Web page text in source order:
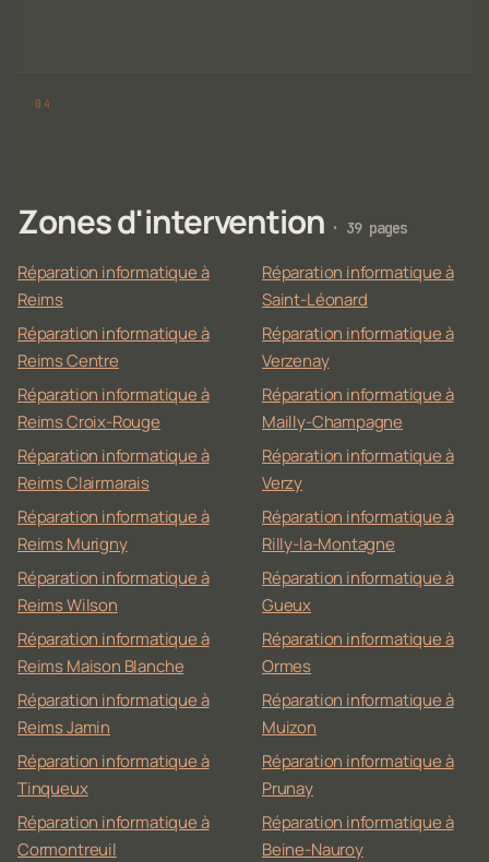
Zones d'intervention · 39 pages
Réparation informatique à
Reims
Réparation informatique à
Reims Centre
Réparation informatique à
Reims Croix-Rouge
Réparation informatique à
Reims Clairmarais
Réparation informatique à
Reims Murigny
Réparation informatique à
Reims Wilson
Réparation informatique à
Reims Maison Blanche
Réparation informatique à
Reims Jamin
Réparation informatique à
Tinqueux
Réparation informatique à
Cormontreuil
Réparation informatique à
Saint-Léonard
Réparation informatique à
Verzenay
Réparation informatique à
Mailly-Champagne
Réparation informatique à
Verzy
Réparation informatique à
Rilly-la-Montagne
Réparation informatique à
Gueux
Réparation informatique à
Ormes
Réparation informatique à
Muizon
Réparation informatique à
Prunay
Réparation informatique à
Beine-Nauroy